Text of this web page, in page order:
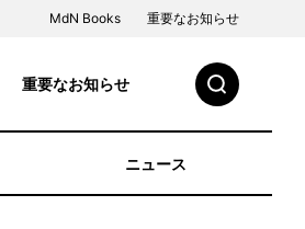
MdN Books 重要なお知らせ
重要なお知らせ
ニュース